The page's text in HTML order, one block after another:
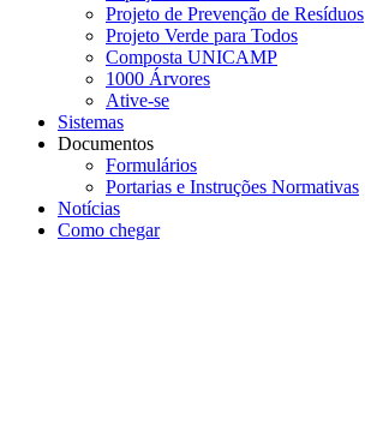
Projeto de Prevenção de Resíduos
Projeto Verde para Todos
Composta UNICAMP
1000 Árvores
Ative-se
Sistemas
Documentos
Formulários
Portarias e Instruções Normativas
Notícias
Como chegar